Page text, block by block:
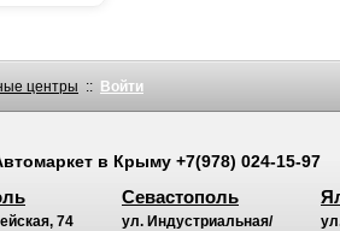
центры :: Войти
в Крыму +7(978) 024-15-97
74
Севастополь
ул. Индустриальная/